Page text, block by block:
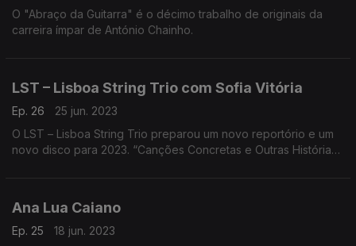
O "Abraço da Guitarra" é o décimo trabalho de originais da
carreira ímpar de António Chainho.
LST – Lisboa String Trio com Sofia Vitória
Ep. 26
25 jun. 2023
O LST – Lisboa String Trio preparou um novo reportório e um
novo disco para 2023. “Canções Concretas e Outras Histórias”
Ana Lua Caiano
Ep. 25
18 jun. 2023